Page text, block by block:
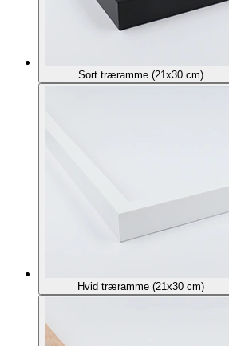
Sort træramme (21x30 cm)
Hvid træramme (21x30 cm)